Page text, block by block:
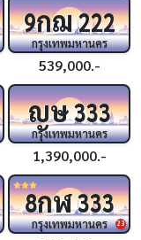
9กฌ222
กรุงเทพมหานคร
539,000.-
ญษ333
กรุงเทพมหานคร
1,390,000.-
23
8กฬ333
กรุงเทพมหานคร